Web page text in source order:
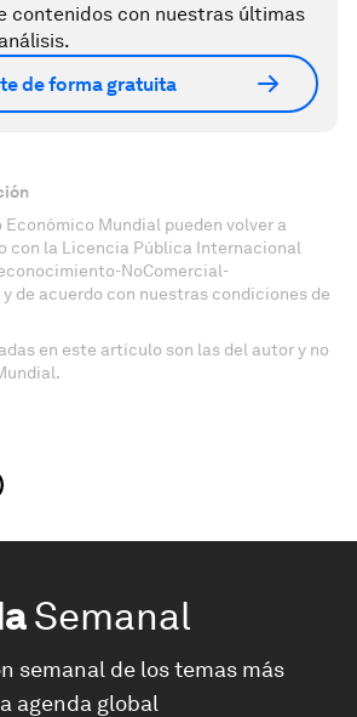
contenidos con nuestras últimas
de forma gratuita
Mundial pueden volver a
con la Licencia Pública Internacional
NoComercial-
de acuerdo con nuestras condiciones de
en este artículo son las del autor y no
Semanal
semanal de los temas más
agenda global